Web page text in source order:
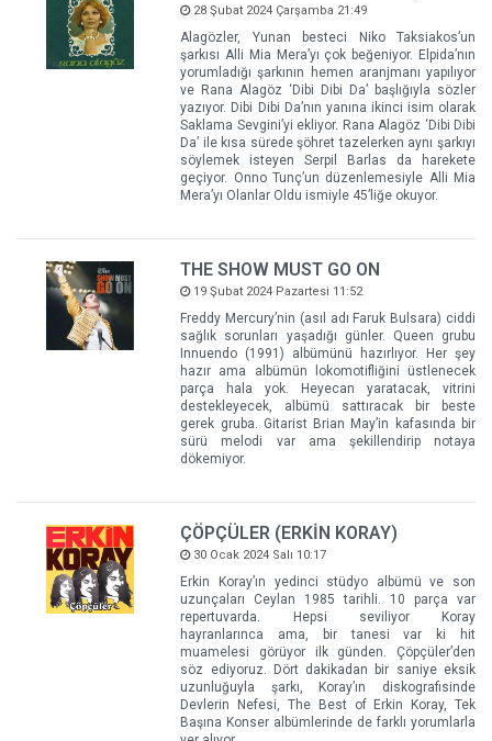
28 Şubat 2024 Çarşamba 21:49
Alagözler, Yunan besteci Niko Taksiakos’un
şarkısı Alli Mia Mera’yı çok beğeniyor. Elpida’nın
yorumladığı şarkının hemen aranjmanı yapılıyor
ve Rana Alagöz ‘Dibi Dibi Da’ başlığıyla sözler
yazıyor. Dibi Dibi Da’nın yanına ikinci isim olarak
Saklama Sevgini’yi ekliyor. Rana Alagöz ‘Dibi Dibi
Da’ ile kısa sürede şöhret tazelerken aynı şarkıyı
söylemek isteyen Serpil Barlas da harekete
geçiyor. Onno Tunç’un düzenlemesiyle Alli Mia
Mera’yı Olanlar Oldu ismiyle 45’liğe okuyor.
THE SHOW MUST GO ON
19 Şubat 2024 Pazartesi 11:52
Freddy Mercury’nin (asıl adı Faruk Bulsara) ciddi
sağlık sorunları yaşadığı günler. Queen grubu
Innuendo (1991) albümünü hazırlıyor. Her şey
hazır ama albümün lokomotifliğini üstlenecek
parça hala yok. Heyecan yaratacak, vitrini
destekleyecek, albümü sattıracak bir beste
gerek gruba. Gitarist Brian May’in kafasında bir
sürü melodi var ama şekillendirip notaya
dökemiyor.
ÇÖPÇÜLER (ERKİN KORAY)
30 Ocak 2024 Salı 10:17
Erkin Koray’ın yedinci stüdyo albümü ve son
uzunçaları Ceylan 1985 tarihli. 10 parça var
repertuvarda. Hepsi seviliyor Koray
hayranlarınca ama, bir tanesi var ki hit
muamelesi görüyor ilk günden. Çöpçüler’den
söz ediyoruz. Dört dakikadan bir saniye eksik
uzunluğuyla şarkı, Koray’ın diskografisinde
Devlerin Nefesi, The Best of Erkin Koray, Tek
Başına Konser albümlerinde de farklı yorumlarla